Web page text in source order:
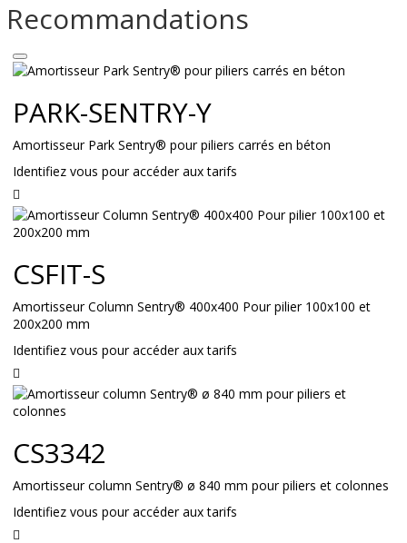
Recommandations
PARK-SENTRY-Y
Amortisseur Park Sentry® pour piliers carrés en béton
Identifiez vous pour accéder aux tarifs
la
suite
CSFIT-S
Amortisseur Column Sentry® 400x400 Pour pilier 100x100 et
200x200 mm
Identifiez vous pour accéder aux tarifs
la
suite
CS3342
Amortisseur column Sentry® ø 840 mm pour piliers et colonnes
Identifiez vous pour accéder aux tarifs